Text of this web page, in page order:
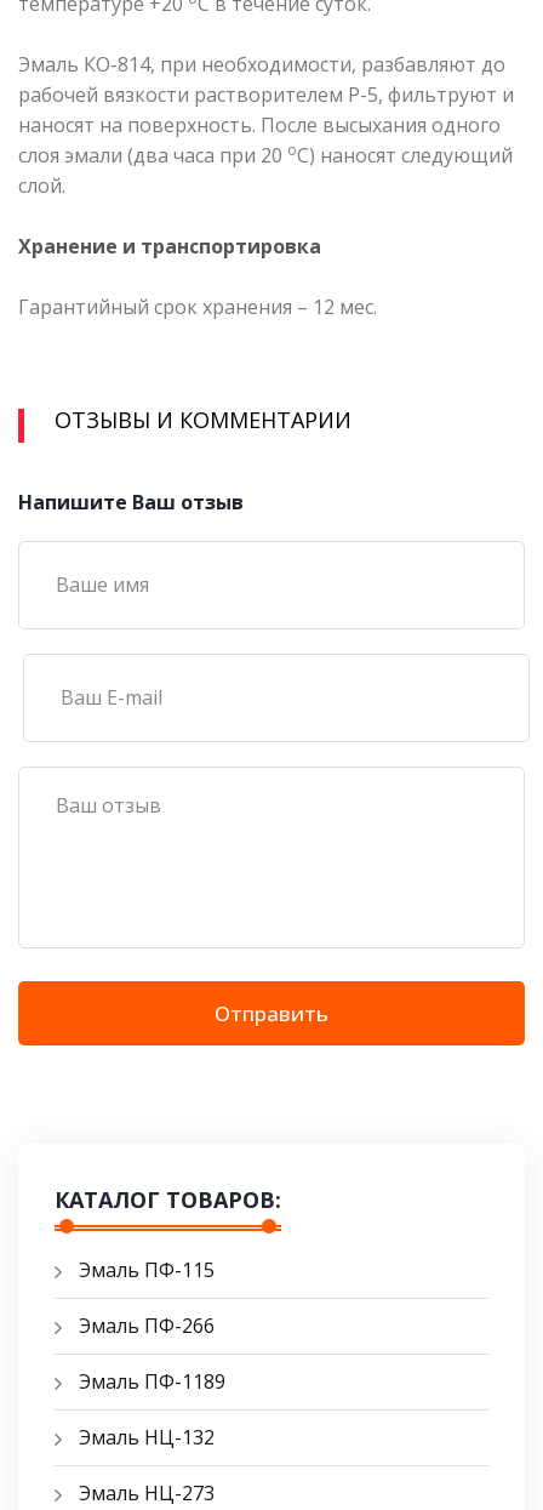
Эмаль КО-814, при необходимости, разбавляют до
рабочей вязкости растворителем Р-5, фильтруют и
наносят на поверхность. После высыхания одного
слоя эмали (два часа при 20 оС) наносят следующий
слой.
Хранение и транспортировка
Гарантийный срок хранения – 12 мес.
ОТЗЫВЫ И КОММЕНТАРИИ
Напишите Ваш отзыв
Отправить
КАТАЛОГ ТОВАРОВ:
Эмаль ПФ-115
Эмаль ПФ-266
Эмаль ПФ-1189
Эмаль НЦ-132
Эмаль НЦ-273